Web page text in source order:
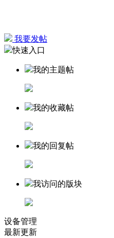
我要发帖
快速入口
我的主题帖
我的收藏帖
我的回复帖
我访问的版块
设备管理
最新更新